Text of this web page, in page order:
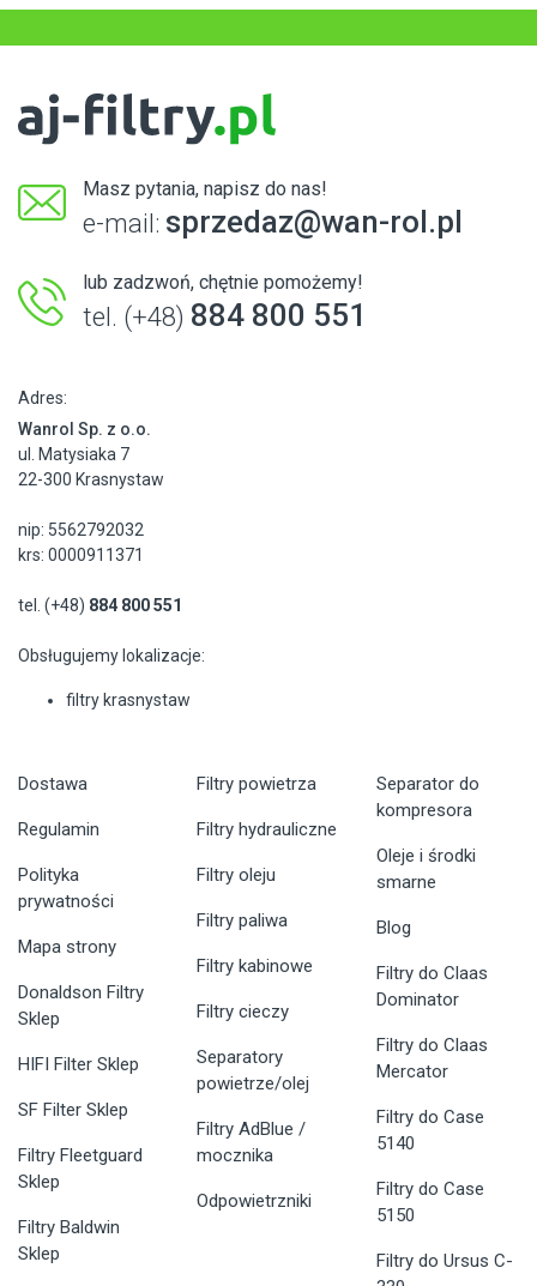
Masz pytania, napisz do nas!
e-mail: sprzedaz@wan-rol.pl
lub zadzwoń, chętnie pomożemy!
tel. (+48) 884 800 551
Adres:
Wanrol Sp. z o.o.
ul. Matysiaka 7
22-300 Krasnystaw
nip: 5562792032
krs: 0000911371
tel. (+48) 884 800 551
Obsługujemy lokalizacje:
filtry krasnystaw
Dostawa
Regulamin
Polityka
prywatności
Mapa strony
Donaldson Filtry
Sklep
HIFI Filter Sklep
SF Filter Sklep
Filtry Fleetguard
Sklep
Filtry Baldwin
Sklep
Filtry powietrza
Filtry hydrauliczne
Filtry oleju
Filtry paliwa
Filtry kabinowe
Filtry cieczy
Separatory
powietrze/olej
Filtry AdBlue /
mocznika
Odpowietrzniki
Separator do
kompresora
Oleje i środki
smarne
Blog
Filtry do Claas
Dominator
Filtry do Claas
Mercator
Filtry do Case
5140
Filtry do Case
5150
Filtry do Ursus C-